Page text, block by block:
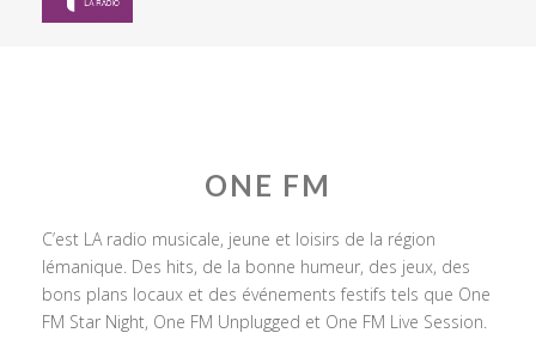
ONE FM
C’est LA radio musicale, jeune et loisirs de la région
lémanique. Des hits, de la bonne humeur, des jeux, des
bons plans locaux et des événements festifs tels que One
FM Star Night, One FM Unplugged et One FM Live Session.